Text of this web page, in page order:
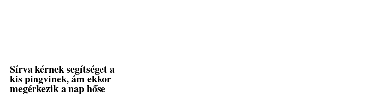
Sírva kérnek segítséget a
kis pingvinek, ám ekkor
megérkezik a nap hőse